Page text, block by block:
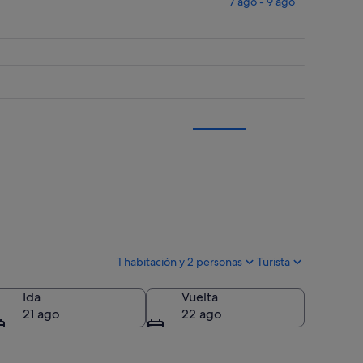
1 habitación y 2 personas Turista
Ida
21 ago
Vuelta
22 ago